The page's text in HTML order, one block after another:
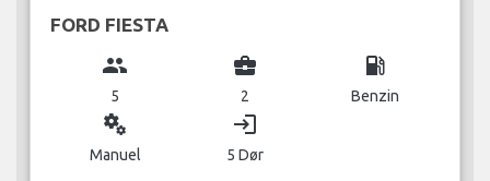
FORD FIESTA
group
5
business_center
2
local_gas_station
Benzin
miscellaneous_services
Manuel
login
5 Dør